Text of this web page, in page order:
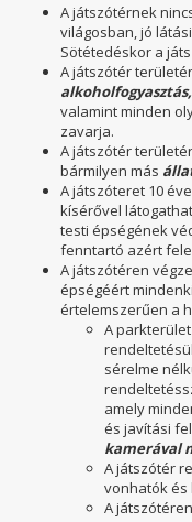
A játszótérnek
világosban, jó
Sötétedéskor a
A játszótér
valamint minden
zavarja.
A játszótér
bármilyen más
A játszóteret 10
kísérővel
testi épségének
fenntartó azért
A játszótéren
épségéért
értelemszerűen a
A
sérelme
amely
és javítási
kamerával
A játszótér
vonhatók és
A